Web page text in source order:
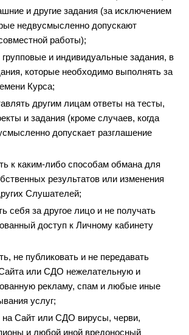
и другие задания (за исключением
недвусмысленно допускают
работы);
и индивидуальные задания, в
которые необходимо выполнять за
Курса;
другим лицам ответы на тесты,
и задания (кроме случаев, когда
допускает разглашение
к каким-либо способам обмана для
результатов или изменения
Слушателей;
себя за другое лицо и не получать
доступ к Личному кабинету
не публиковать и не передавать
или СДО нежелательную и
рекламу, спам и любые иные
услуг;
на Сайт или СДО вирусы, черви,
и любой иной вредоносный